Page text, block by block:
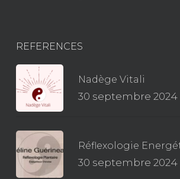
REFERENCES
Nadège Vitali
30 septembre 2024
Réflexologie
30 septembre 2024